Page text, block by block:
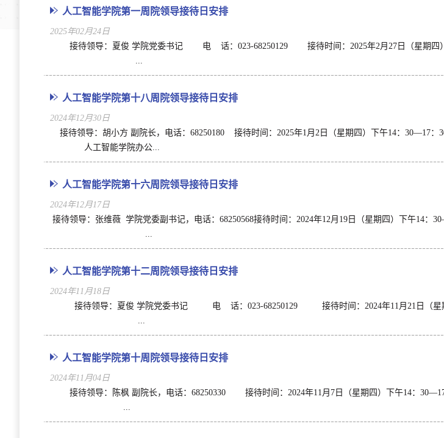
人工智能学院第一周院领导接待日安排
2025年02月24日
接待领导：夏俊 学院党委书记 电 话：023-68250129 接待时间：2025年2月27日（星期
...
人工智能学院第十八周院领导接待日安排
2024年12月30日
接待领导：胡小方 副院长，电话：68250180 接待时间：2025年1月2日（星期四）
人工智能学院办公...
人工智能学院第十六周院领导接待日安排
2024年12月17日
接待领导：张维薇 学院党委副书记，电话：68250568接待时间：2024年12月19日（星期
...
人工智能学院第十二周院领导接待日安排
2024年11月18日
接待领导：夏俊 学院党委书记 电 话：023-68250129 接待时间：2024年11月21日（星期
...
人工智能学院第十周院领导接待日安排
2024年11月04日
接待领导：陈枫 副院长，电话：68250330 接待时间：2024年11月7日（星期四）
...